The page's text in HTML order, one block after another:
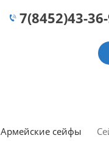
7(8452)43-
Армейские сейфы